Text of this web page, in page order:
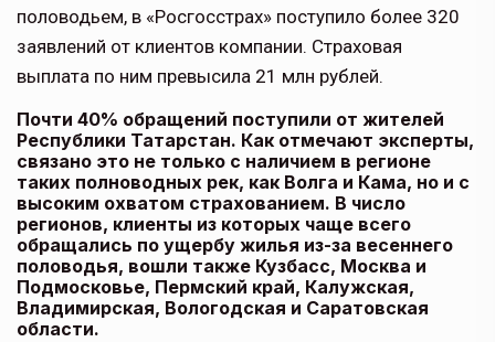
половодьем, в «Росгосстрах» поступило более 320
заявлений от клиентов компании. Страховая
выплата по ним превысила 21 млн рублей.
Почти 40% обращений поступили от жителей
Республики Татарстан. Как отмечают эксперты,
связано это не только с наличием в регионе
таких полноводных рек, как Волга и Кама, но и с
высоким охватом страхованием. В число
регионов, клиенты из которых чаще всего
обращались по ущербу жилья из-за весеннего
половодья, вошли также Кузбасс, Москва и
Подмосковье, Пермский край, Калужская,
Владимирская, Вологодская и Саратовская
области.